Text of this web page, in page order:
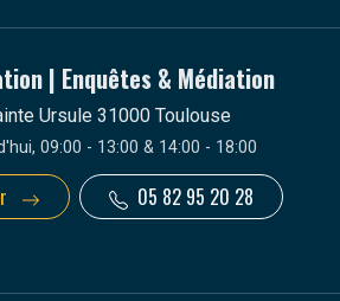
| Enquêtes & Médiation
Ursule 31000 Toulouse
09:00 - 13:00 & 14:00 - 18:00
05 82 95 20 28